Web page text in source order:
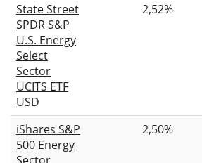
State Street
SPDR S&P
U.S. Energy
Select
Sector
UCITS ETF
USD
2,52%
iShares S&P
500 Energy
2,50%